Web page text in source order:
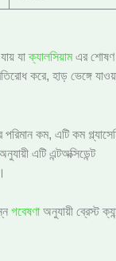
যাক্যালসিয়ামএর শোষণ
করে, হাড় ভেঙ্গে
কম, এটি কম
এটি এন্টঅক্সিডেন্ট
গবেষণাঅনুযায়ী ব্রেস্ট